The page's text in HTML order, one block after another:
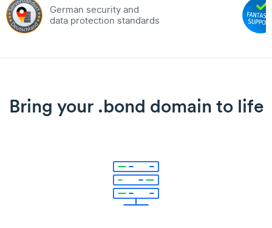
German security and
data protection standards
Bring your .bond domain to life